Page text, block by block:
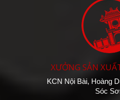
XƯỞNG SẢN
KCN Nội Bài, Hoàng
Sóc